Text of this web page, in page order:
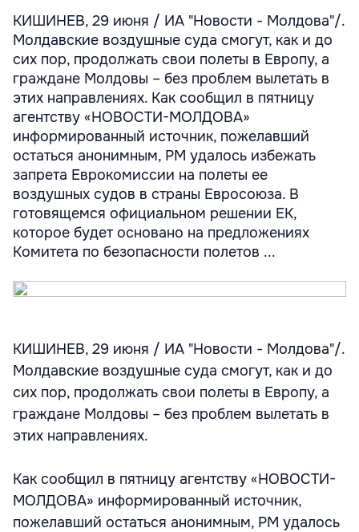
КИШИНЕВ, 29 июня / ИА "Новости - Молдова"/.
Молдавские воздушные суда смогут, как и до
сих пор, продолжать свои полеты в Европу, а
граждане Молдовы – без проблем вылетать в
этих направлениях. Как сообщил в пятницу
агентству «НОВОСТИ-МОЛДОВА»
информированный источник, пожелавший
остаться анонимным, РМ удалось избежать
запрета Еврокомиссии на полеты ее
воздушных судов в страны Евросоюза. В
готовящемся официальном решении ЕК,
которое будет основано на предложениях
Комитета по безопасности полетов ...
КИШИНЕВ, 29 июня / ИА "Новости - Молдова"/.
Молдавские воздушные суда смогут, как и до
сих пор, продолжать свои полеты в Европу, а
граждане Молдовы – без проблем вылетать в
этих направлениях.
Как сообщил в пятницу агентству «НОВОСТИ-
МОЛДОВА» информированный источник,
пожелавший остаться анонимным, РМ удалось